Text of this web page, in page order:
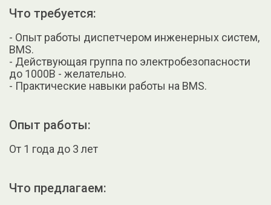
Что требуется:
- Опыт работы диспетчером инженерных систем,
BMS.
- Действующая группа по электробезопасности
до 1000В - желательно.
- Практические навыки работы на BMS.
Опыт работы:
От 1 года до 3 лет
Что предлагаем: